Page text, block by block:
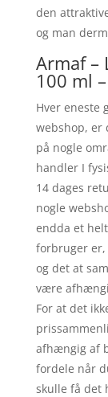
den
og man
Armaf –
100 ml
Hver eneste
webshop, er
på nogle
handler I
14 dages
nogle
endda et
forbruger er,
og det at
være
For at det
afhængig af
fordele når
skulle få det